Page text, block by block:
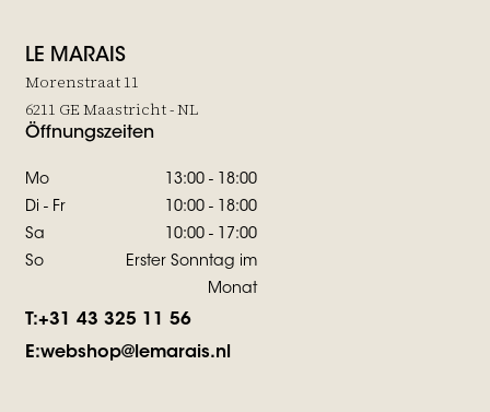
LE MARAIS
Morenstraat 11
6211 GE Maastricht - NL
Öffnungszeiten
Mo
13:00 - 18:00
Di - Fr
10:00 - 18:00
Sa
10:00 - 17:00
So
Erster Sonntag im
Monat
T:+31 43 325 11 56
E:webshop@lemarais.nl